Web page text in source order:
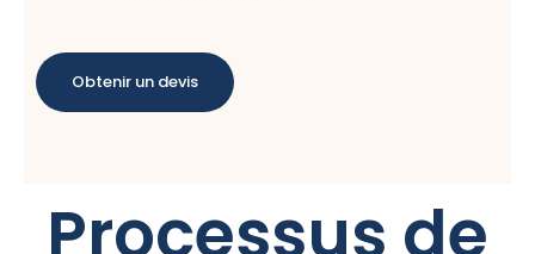
Obtenir un devis
Processus de